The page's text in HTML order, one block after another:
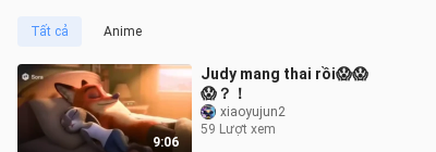
Tất cả Anime
9:06
Judy mang thai rồi😱😱
😱？！
xiaoyujun2
59 Lượt xem